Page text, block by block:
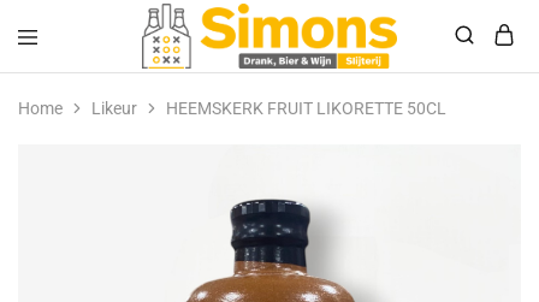
Simonsdrank.nl
Drank,
Bier
&
Home Likeur HEEMSKERK FRUIT LIKORETTE 50CL